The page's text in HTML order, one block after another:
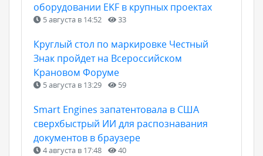
оборудовании EKF в крупных проектах
5 августа в 14:52 33
Круглый стол по маркировке Честный
Знак пройдет на Всероссийском
Крановом Форуме
5 августа в 13:29 59
Smart Engines запатентовала в США
сверхбыстрый ИИ для распознавания
документов в браузере
4 августа в 17:48 40